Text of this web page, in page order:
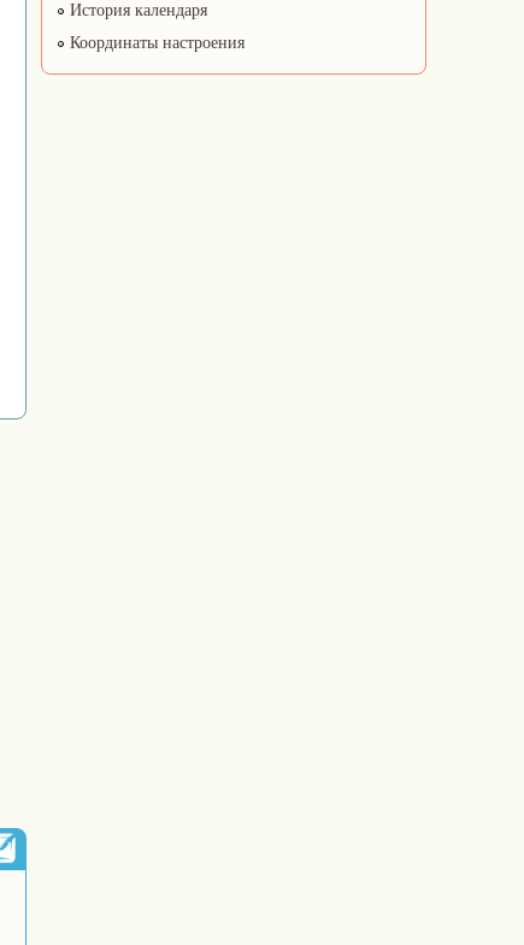
История календаря
Координаты настроения